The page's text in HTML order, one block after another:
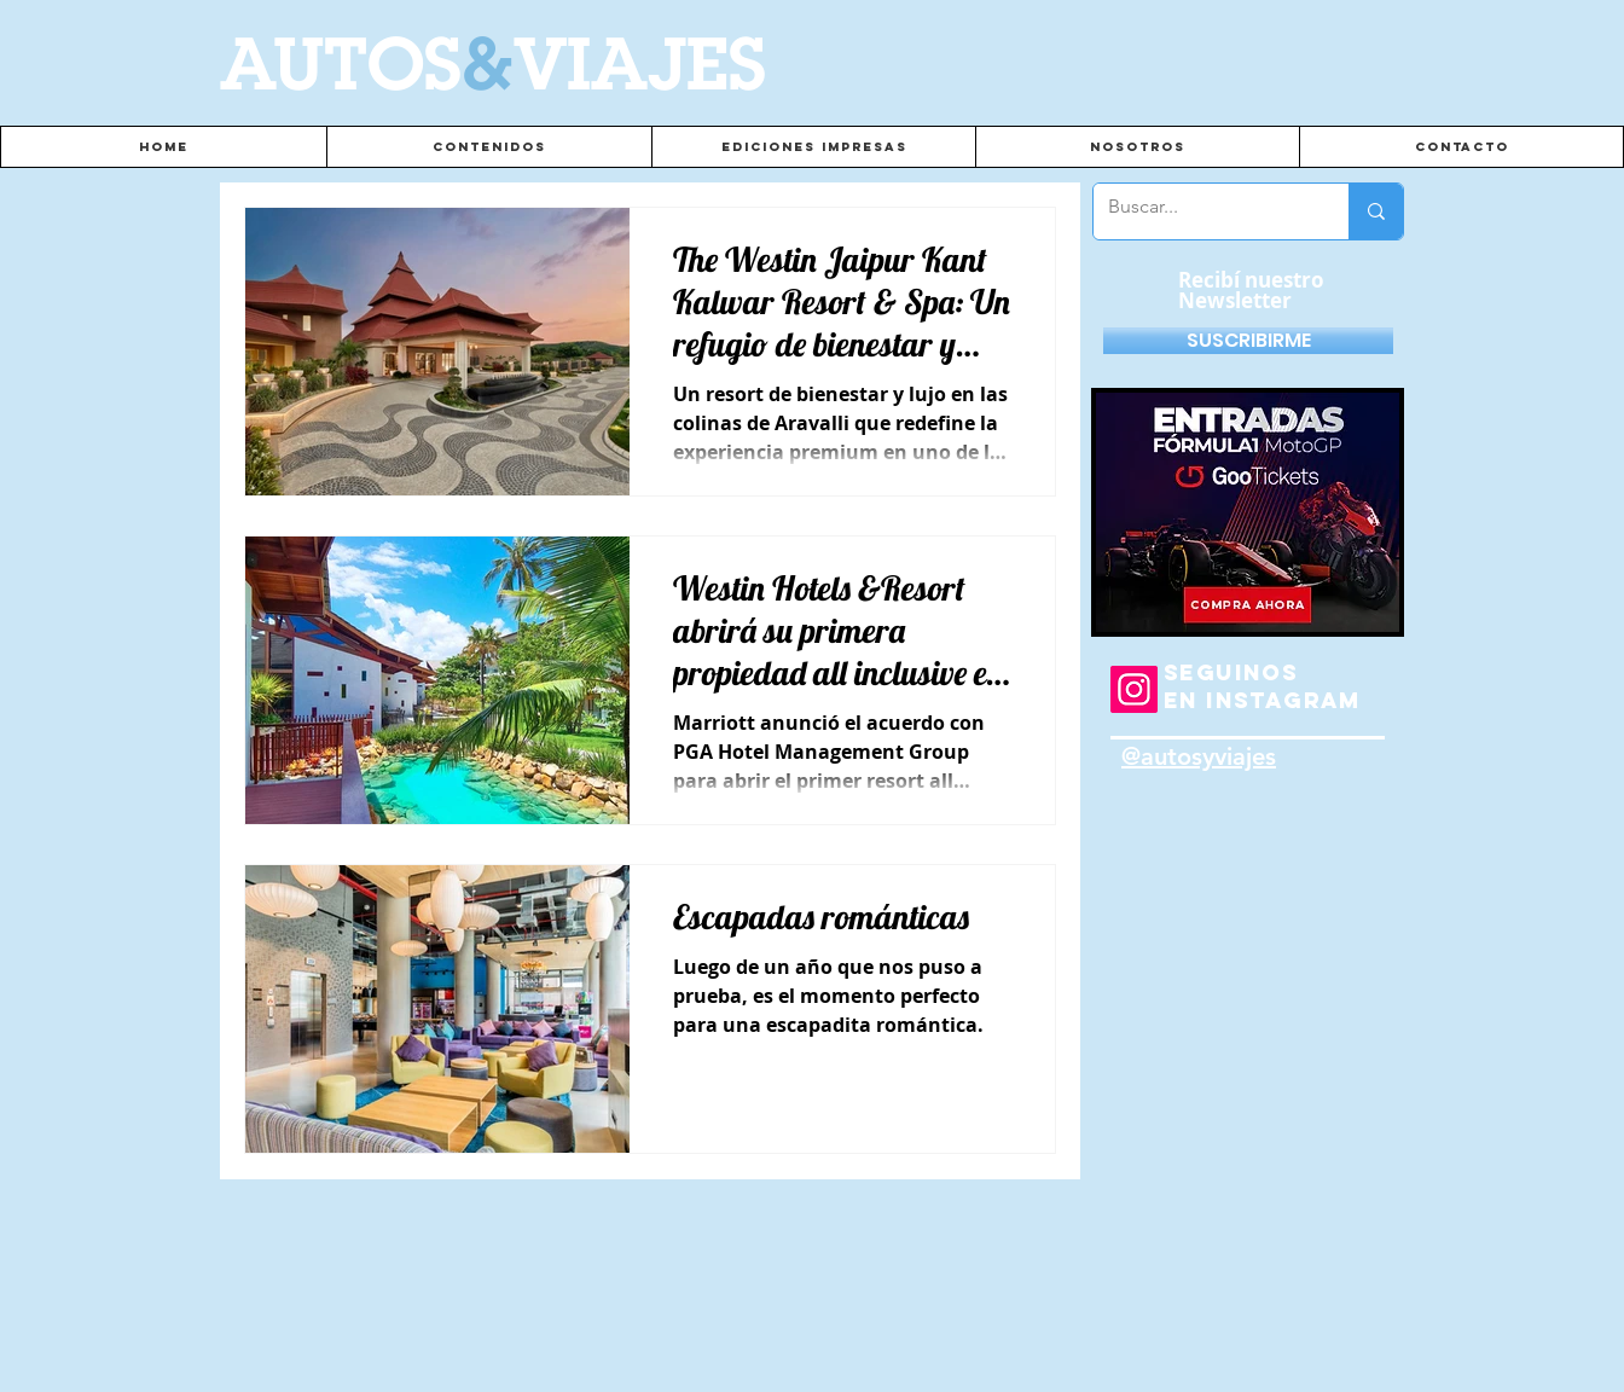
AUTOS&VIAJES
Home Contenidos Ediciones Impresas Nosotros Contacto
The Westin Jaipur Kant
Kalwar Resort & Spa: Un
refugio de bienestar y
sofisticación
Un resort de bienestar y lujo en las
colinas de Aravalli que redefine la
experiencia premium en uno de los
Westin Hotels &Resort
abrirá su primera
propiedad all inclusive en
Sudamérica
Marriott anunció el acuerdo con
PGA Hotel Management Group
para abrir el primer resort all
Escapadas románticas
Luego de un año que nos puso a
prueba, es el momento perfecto
para una escapadita romántica.
SEGUINOS
EN INSTAGRAM
@autosyviajes
Recibí nuestro
Newsletter
SUSCRIBIRME